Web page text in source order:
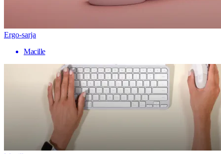
Ergo-sarja
Macille